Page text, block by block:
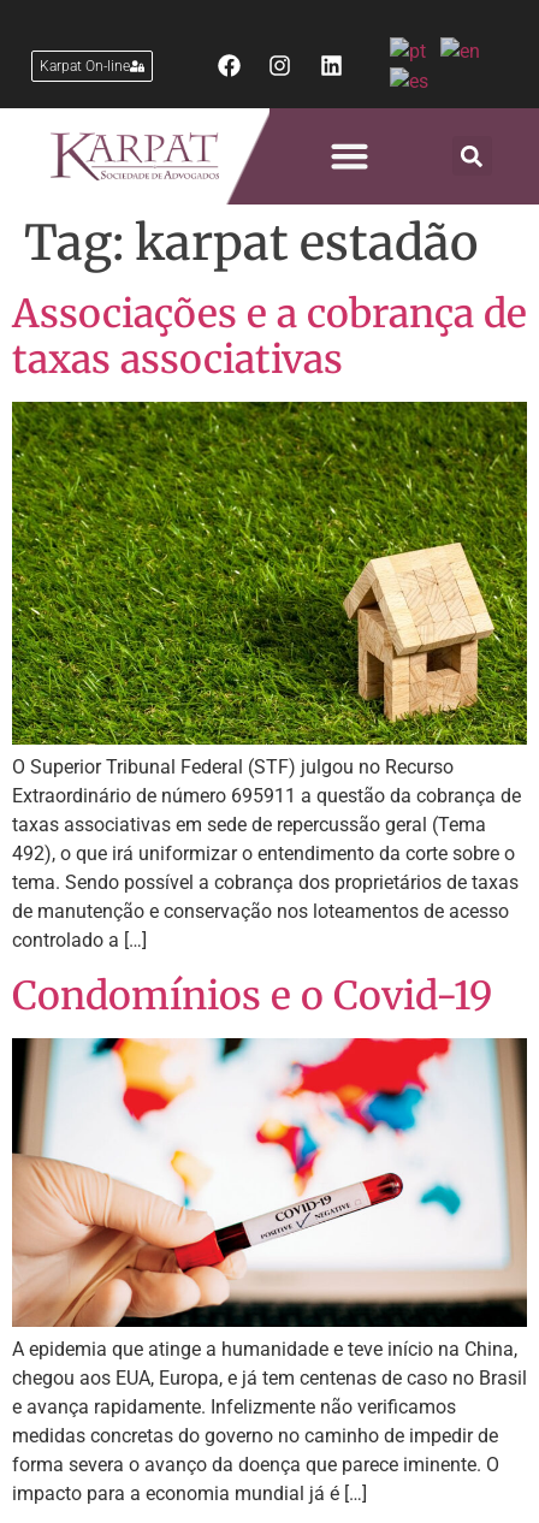
Karpat On-line
Tag: karpat estadão
Associações e a cobrança de
taxas associativas
O Superior Tribunal Federal (STF) julgou no Recurso
Extraordinário de número 695911 a questão da cobrança de
taxas associativas em sede de repercussão geral (Tema
492), o que irá uniformizar o entendimento da corte sobre o
tema. Sendo possível a cobrança dos proprietários de taxas
de manutenção e conservação nos loteamentos de acesso
controlado a […]
Condomínios e o Covid-19
A epidemia que atinge a humanidade e teve início na China,
chegou aos EUA, Europa, e já tem centenas de caso no Brasil
e avança rapidamente. Infelizmente não verificamos
medidas concretas do governo no caminho de impedir de
forma severa o avanço da doença que parece iminente. O
impacto para a economia mundial já é […]